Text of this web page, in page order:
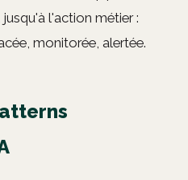
l'action métier :
monitorée, alertée.